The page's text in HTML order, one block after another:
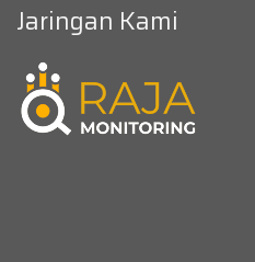
Jaringan Kami